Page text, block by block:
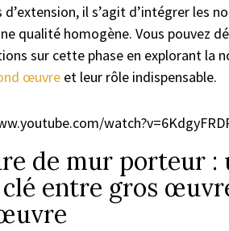
il s’agit d’intégrer les
qualité homogène. Vous pouvez
sur cette phase en explorant la
œuvre et leur rôle indispensable.
de mur porteur :
clé entre gros